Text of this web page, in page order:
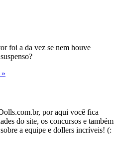
foi a da vez se nem houve
por aqui você fica
do site, os concursos e também
a equipe e dollers incríveis! (: